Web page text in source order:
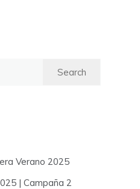
Verano 2025
| Campaña 2